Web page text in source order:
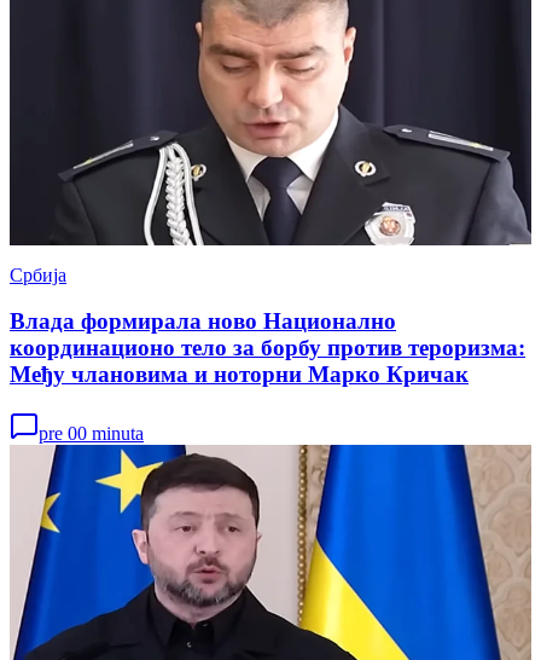
Србија
Влада формирала ново Национално
координационо тело за борбу против тероризма:
Међу члановима и ноторни Марко Кричак
pre 00 minuta